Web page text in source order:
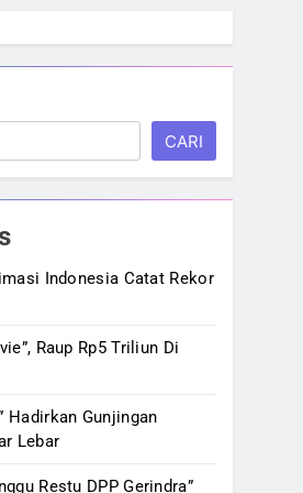
CARI
Indonesia Catat Rekor
Raup Rp5 Triliun Di
Hadirkan Gunjingan
Lebar
Restu DPP Gerindra”